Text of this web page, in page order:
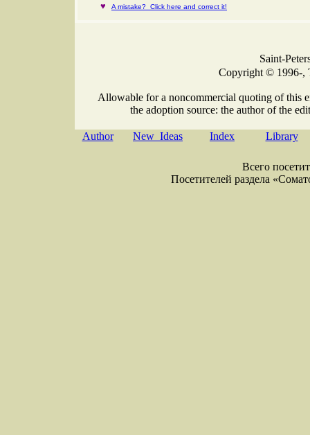
♥ A mistake? Click here and correct it!
Saint-
Copyright © 1996-,
Allowable for a noncommercial quoting of this
the adoption source: the author of the
Author New Ideas Index Library
Всего
Посетителей раздела